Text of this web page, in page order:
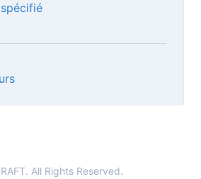
All Rights Reserved.